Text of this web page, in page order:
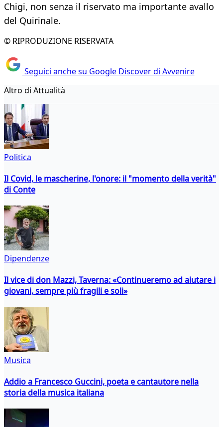
Chigi, non senza il riservato ma importante avallo
del Quirinale.
© RIPRODUZIONE RISERVATA
Seguici anche su Google Discover di Avvenire
Altro di Attualità
Politica
Il Covid, le mascherine, l'onore: il "momento della verità"
di Conte
Dipendenze
Il vice di don Mazzi, Taverna: «Continueremo ad aiutare i
giovani, sempre più fragili e soli»
Musica
Addio a Francesco Guccini, poeta e cantautore nella
storia della musica italiana